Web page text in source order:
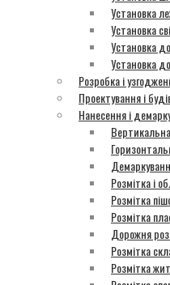
Установка
Установка
Установка
Установка
Розробка і
Проектування і
Нанесення і
Розмітка і
Розмітка
Розмітка
Дорожня
Розмітка
Розмітка